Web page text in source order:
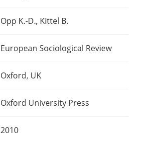
Opp K.-D., Kittel B.
European Sociological Review
Oxford, UK
Oxford University Press
2010